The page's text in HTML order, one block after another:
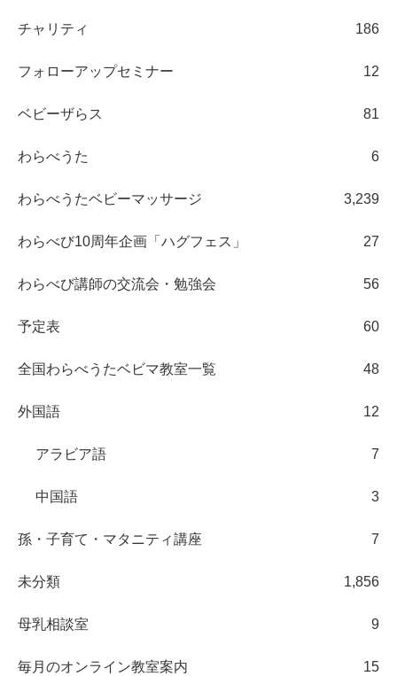
チャリティ 186
フォローアップセミナー 12
ベビーザらス 81
わらべうた 6
わらべうたベビーマッサージ 3,239
わらべび10周年企画「ハグフェス」 27
わらべび講師の交流会・勉強会 56
予定表 60
全国わらべうたベビマ教室一覧 48
外国語 12
アラビア語 7
中国語 3
孫・子育て・マタニティ講座 7
未分類 1,856
母乳相談室 9
毎月のオンライン教室案内 15